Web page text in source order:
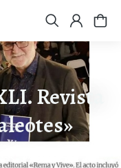
Revista